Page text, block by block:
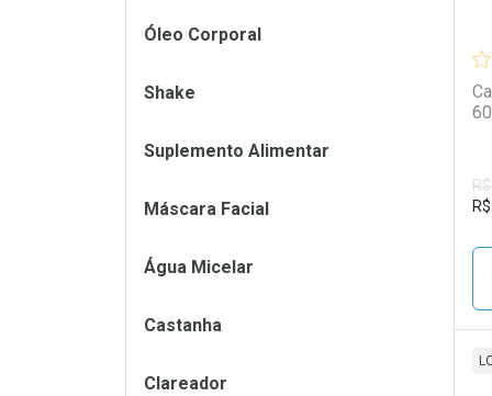
R$
Óleo Corporal
Shake
Suplemento Alimentar
Máscara Facial
Água Micelar
Castanha
Clareador